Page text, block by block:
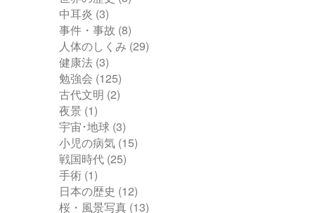
中耳炎 (3)
事件・事故 (8)
人体のしくみ (29)
健康法 (3)
勉強会 (125)
古代文明 (2)
夜景 (1)
宇宙･地球 (3)
小児の病気 (15)
戦国時代 (25)
手術 (1)
日本の歴史 (12)
桜・風景写真 (13)